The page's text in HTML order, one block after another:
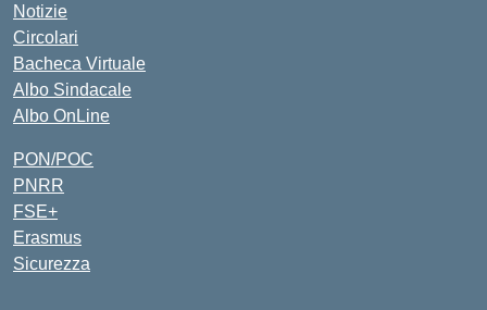
Notizie
Circolari
Bacheca Virtuale
Albo Sindacale
Albo OnLine
PON/POC
PNRR
FSE+
Erasmus
Sicurezza